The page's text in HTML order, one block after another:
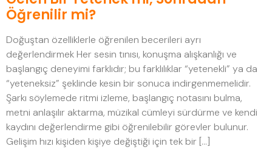
Öğrenilir mi?
Doğuştan özelliklerle öğrenilen becerileri ayrı
değerlendirmek Her sesin tınısı, konuşma alışkanlığı ve
başlangıç deneyimi farklıdır; bu farklılıklar “yetenekli” ya da
“yeteneksiz” şeklinde kesin bir sonuca indirgenmemelidir.
Şarkı söylemede ritmi izleme, başlangıç notasını bulma,
metni anlaşılır aktarma, müzikal cümleyi sürdürme ve kendi
kaydını değerlendirme gibi öğrenilebilir görevler bulunur.
Gelişim hızı kişiden kişiye değiştiği için tek bir […]